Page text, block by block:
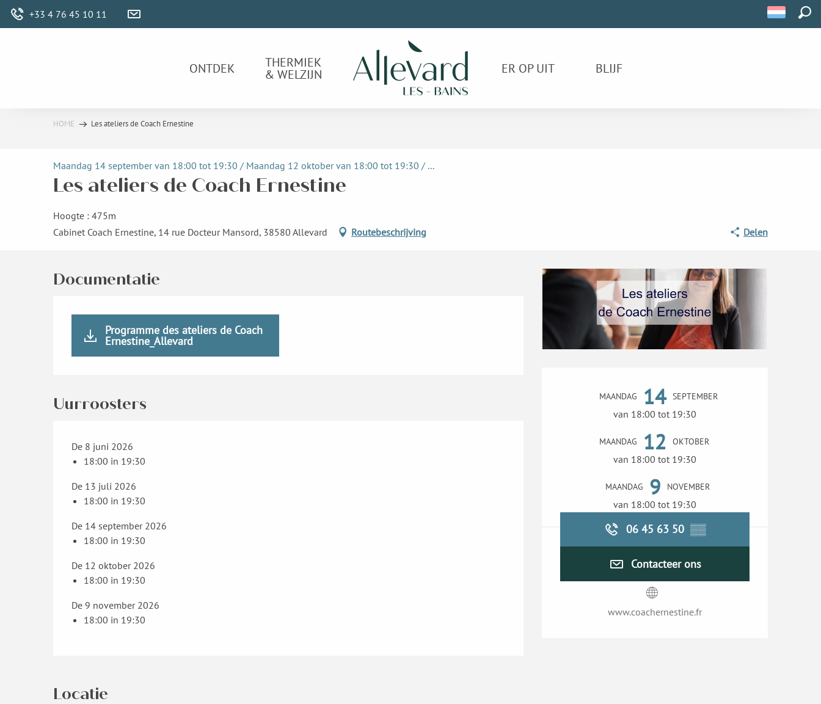
Aller
+33 4 76 45 10 11
ONTDEK THERMIEK
& WELZIJN ER OP UIT BLIJF
HOME Les ateliers de Coach Ernestine
Maandag 14 september van 18:00 tot 19:30 / Maandag 12 oktober van 18:00 tot 19:30 / ...
Les ateliers de Coach Ernestine
Hoogte : 475m
Cabinet Coach Ernestine, 14 rue Docteur Mansord, 38580 Allevard
Routebeschrijving Delen
Openingstijden en
MAANDAG 14 SEPTEMBER
van 18:00 tot 19:30
MAANDAG 12 OKTOBER
van 18:00 tot 19:30
MAANDAG 9 NOVEMBER
van 18:00 tot 19:30
06 45 63 50 ▒▒
Contacteer ons
www.coachernestine.fr
Documentatie
Programme des ateliers de Coach
Ernestine_Allevard
Uurroosters
De 8 juni 2026
18:00 in 19:30
De 13 juli 2026
18:00 in 19:30
De 14 september 2026
18:00 in 19:30
De 12 oktober 2026
18:00 in 19:30
De 9 november 2026
18:00 in 19:30
Locatie